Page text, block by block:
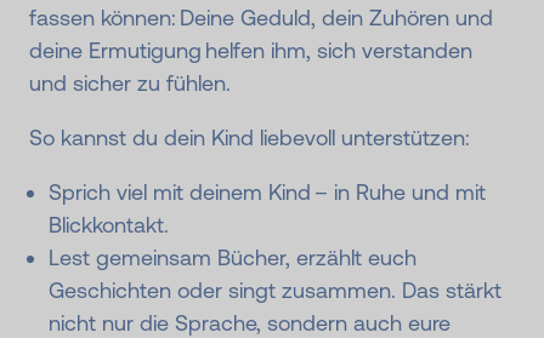
fassen können: Deine Geduld, dein Zuhören und
deine Ermutigung helfen ihm, sich verstanden
und sicher zu fühlen.
So kannst du dein Kind liebevoll unterstützen:
Sprich viel mit deinem Kind – in Ruhe und mit
Blickkontakt.
Lest gemeinsam Bücher, erzählt euch
Geschichten oder singt zusammen. Das stärkt
nicht nur die Sprache, sondern auch eure